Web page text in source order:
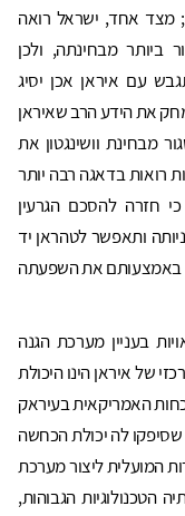
מצד אחד, ישראל רואה
ביותר מבחינתה, ולכן
עם איראן אכן יסיג
את הידע הרב שאיראן
מבחינת וושינגטון את
רואות בדאגה רבה יותר
חזרה להסכם הגרעין
ותאפשר לטהראן יד
באמצעותם את השפעתה
בעניין מערכת הגנה
של איראן הינו היכולת
האמריקאית בעיראק
לה יכולת הכחשה
המועלית ליצור מערכת
הטכנולוגיות הגבוהות,